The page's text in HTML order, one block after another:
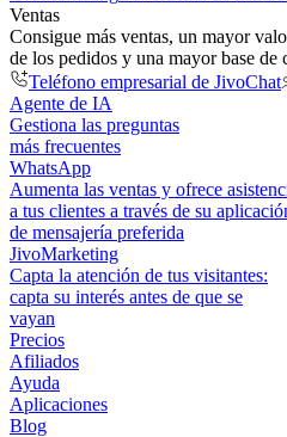
Ventas
Consigue más ventas, un mayor
de los pedidos y una mayor base de
Teléfono empresarial de JivoChat
Agente de IA
Gestiona las preguntas
más frecuentes
WhatsApp
Aumenta las ventas y ofrece
a tus clientes a través de su
de mensajería preferida
JivoMarketing
Capta la atención de tus visitantes:
capta su interés antes de que se
vayan
Precios
Afiliados
Ayuda
Aplicaciones
Blog